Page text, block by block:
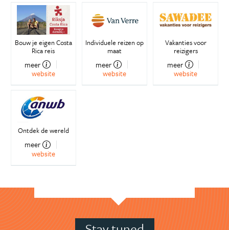
Bouw je eigen Costa
Rica reis
meer
website
Individuele reizen op
maat
meer
website
Vakanties voor
reizigers
meer
website
Ontdek de wereld
meer
website